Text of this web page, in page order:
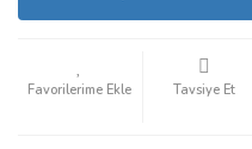
Tavsiye Et